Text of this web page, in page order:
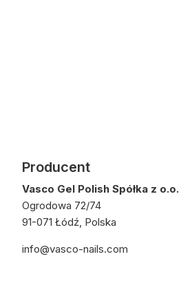
Producent
Vasco Gel Polish Spółka z o.o.
Ogrodowa 72/74
91-071 Łódź, Polska
info@vasco-nails.com